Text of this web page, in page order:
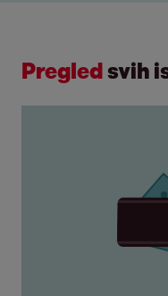
Pregledsvih